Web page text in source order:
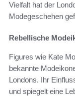
Vielfalt hat der
Modegeschehen
Rebellische
Figures wie Kate
bekannte
Londons. Ihr
und spiegelt eine